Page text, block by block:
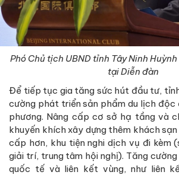
Phó Chủ tịch UBND tỉnh Tây Ninh
tại Diễn đàn
Để tiếp tục gia tăng sức hút đầu tư,
cường phát triển sản phẩm du lịch
phương. Nâng cấp cơ sở hạ tầng và
khuyến khích xây dựng thêm khách
cấp hơn, khu tiện nghi dịch vụ đi kèm
giải trí, trung tâm hội nghị). Tăng
quốc tế và liên kết vùng, như liên